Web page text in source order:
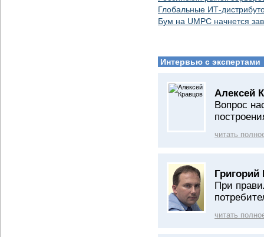
Глобальные ИТ-
Бум на UMPC начнется
Интервью с экспертами
Алексей
Вопрос
читать
Григорий
При
читать